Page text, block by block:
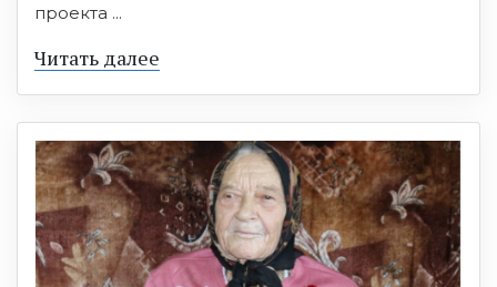
проекта ...
Читать далее